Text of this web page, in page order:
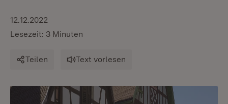
12.12.2022
Lesezeit: 3 Minuten
Teilen Text vorlesen